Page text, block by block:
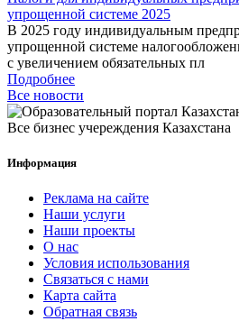
упрощенной системе 2025
В 2025 году индивидуальным
упрощенной системе
с увеличением обязательных пл
Подробнее
Все новости
Все бизнес учереждения Казахстана
Информация
Реклама на сайте
Наши услуги
Наши проекты
О нас
Условия использования
Связаться с нами
Карта сайта
Обратная связь